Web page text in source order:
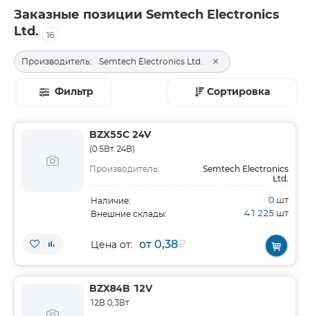
Заказные позиции Semtech Electronics
Ltd.
16
Производитель: Semtech Electronics Ltd. ×
Фильтр Сортировка
BZX55C 24V
(0.5Вт 24В)
Производитель:
Semtech Electronics
Ltd.
Наличие: 0 шт
Внешние склады: 41 225 шт
Цена от: от 0,38₽
BZX84B 12V
12В 0,3Вт